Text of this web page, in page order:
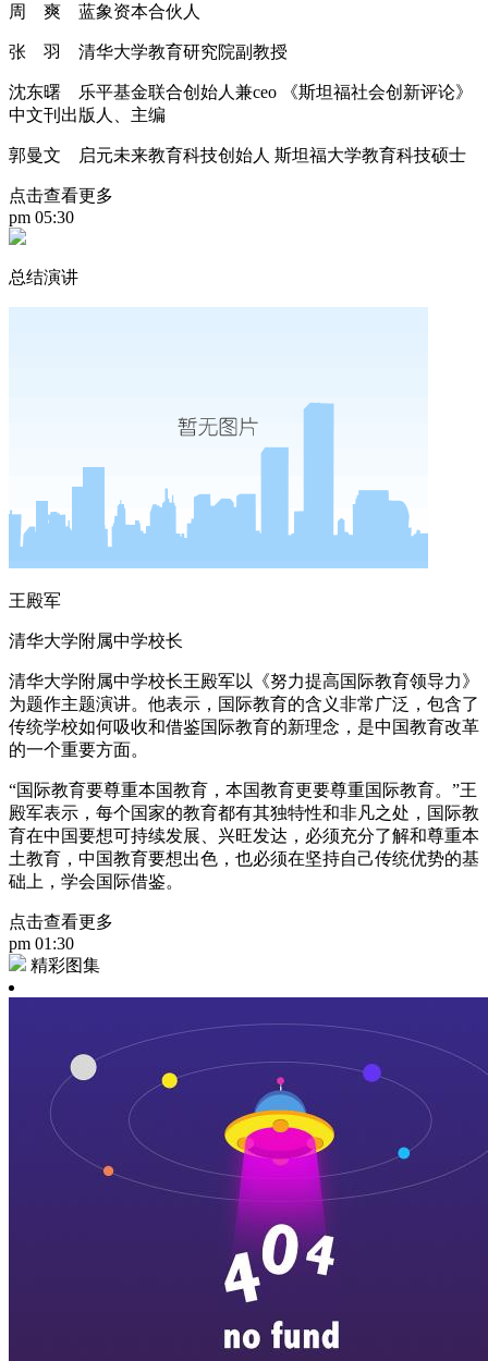
周 爽 蓝象资本合伙人
张 羽 清华大学教育研究院副教授
沈东曙 乐平基金联合创始人兼ceo 《斯坦福社会创新评论》
中文刊出版人、主编
郭曼文 启元未来教育科技创始人 斯坦福大学教育科技硕士
点击查看更多
pm 05:30
总结演讲
王殿军
清华大学附属中学校长
清华大学附属中学校长王殿军以《努力提高国际教育领导力》
为题作主题演讲。他表示，国际教育的含义非常广泛，包含了
传统学校如何吸收和借鉴国际教育的新理念，是中国教育改革
的一个重要方面。
“国际教育要尊重本国教育，本国教育更要尊重国际教育。”王
殿军表示，每个国家的教育都有其独特性和非凡之处，国际教
育在中国要想可持续发展、兴旺发达，必须充分了解和尊重本
土教育，中国教育要想出色，也必须在坚持自己传统优势的基
础上，学会国际借鉴。
点击查看更多
pm 01:30
精彩图集